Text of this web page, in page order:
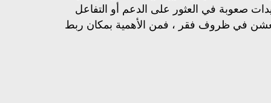
صعوبة في العثور على الدعم أو التفاعل
يعشن في ظروف فقر ، فمن الأهمية بمكان ربط